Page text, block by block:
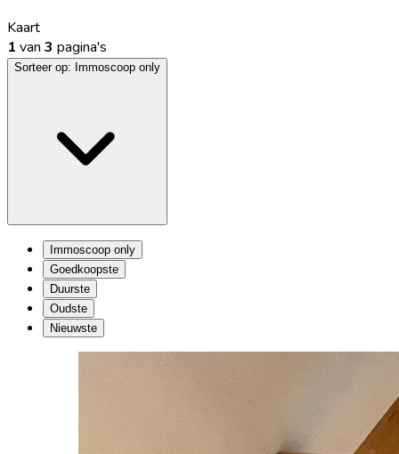
Kaart
1 van 3 pagina's
Sorteer op: Immoscoop only
Immoscoop only
Goedkoopste
Duurste
Oudste
Nieuwste